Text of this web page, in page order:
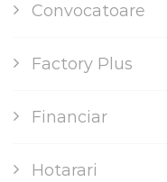
Convocatoare
Factory Plus
Financiar
Hotarari